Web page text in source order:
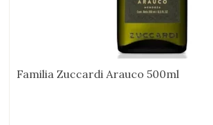
Familia Zuccardi Arauco 500ml